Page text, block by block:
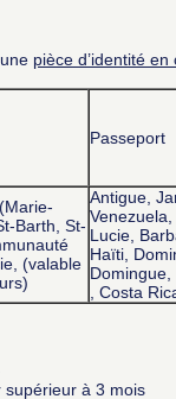
pièce d’identité
Passeport
Barth, St-
(valable
Antigue,
Lucie,
Haïti,
, Costa
à 3 mois